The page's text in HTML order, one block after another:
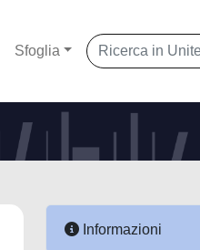
Sfoglia
Informazioni